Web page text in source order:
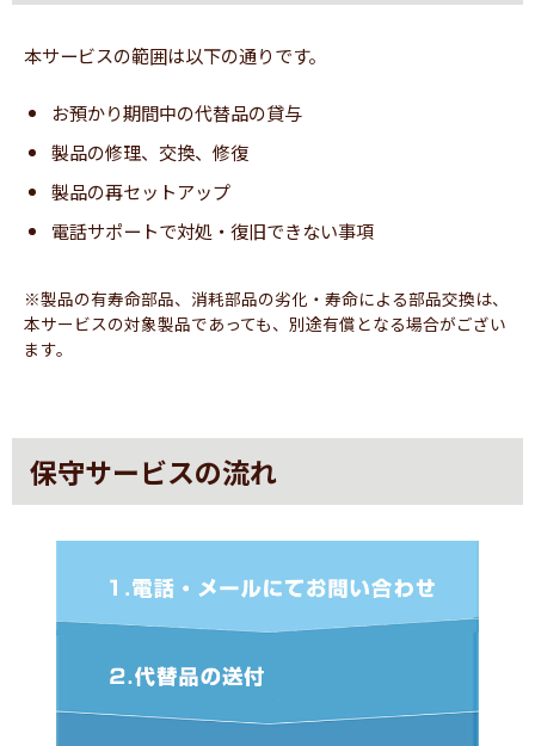
本サービスの範囲は以下の通りです。
お預かり期間中の代替品の貸与
製品の修理、交換、修復
製品の再セットアップ
電話サポートで対処・復旧できない事項
※製品の有寿命部品、消耗部品の劣化・寿命による部品交換は、
本サービスの対象製品であっても、別途有償となる場合がござい
ます。
保守サービスの流れ